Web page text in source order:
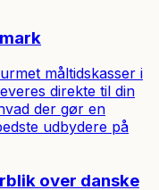
måltidskasser i
direkte til din
der gør en
udbydere på
over danske